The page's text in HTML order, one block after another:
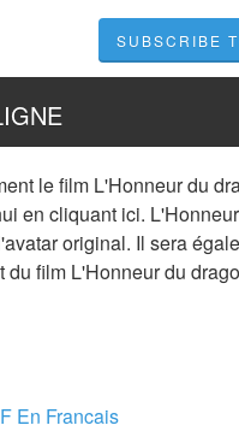
SUBSCRIBE
le film L'Honneur du
en cliquant ici.
original. Il sera
film L'Honneur du
En Francais